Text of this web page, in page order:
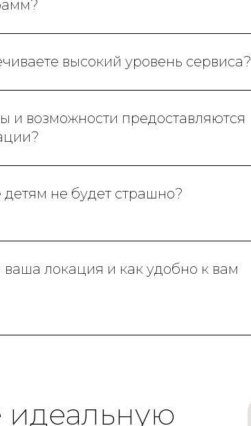
высокий уровень сервиса?
и возможности предоставляются
не будет страшно?
ваша локация и как удобно к вам